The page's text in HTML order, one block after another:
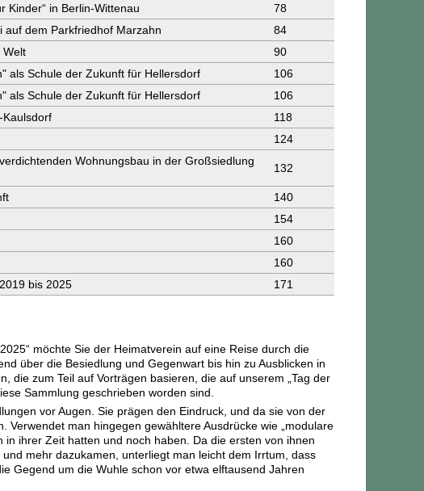
Kinder“ in Berlin-Wittenau
78
auf dem Parkfriedhof Marzahn
84
Welt
90
als Schule der Zukunft für Hellersdorf
106
als Schule der Zukunft für Hellersdorf
106
Kaulsdorf
118
124
Wohnungsbau in der Großsiedlung
132
140
154
160
160
bis 2025 171
möchte Sie der Heimatverein auf eine Reise durch die
über die Besiedlung und Gegenwart bis hin zu Ausblicken in
die zum Teil auf Vorträgen basieren, die auf unserem „Tag der
Sammlung geschrieben worden sind.
vor Augen. Sie prägen den Eindruck, und da sie von der
Verwendet man hingegen gewähltere Ausdrücke wie „modulare
ihrer Zeit hatten und noch haben. Da die ersten von ihnen
mehr dazukamen, unterliegt man leicht dem Irrtum, dass
Gegend um die Wuhle schon vor etwa elftausend Jahren